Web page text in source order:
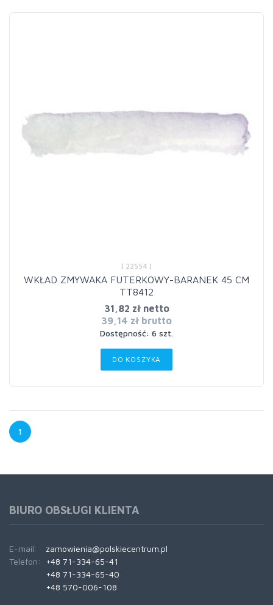
[ 22554 ]
WKŁAD ZMYWAKA FUTERKOWY-BARANEK 45 CM
TT8412
31,82 zł netto
39,14 zł brutto
Dostępność: 6 szt.
DO KOSZYKA
1
BIURO OBSŁUGI KLIENTA
E-mail:
zamowienia@polskiecentrum.pl
Telefon:
+48 71-334-65-41
+48 71-334-65-40
+48 570-006-108